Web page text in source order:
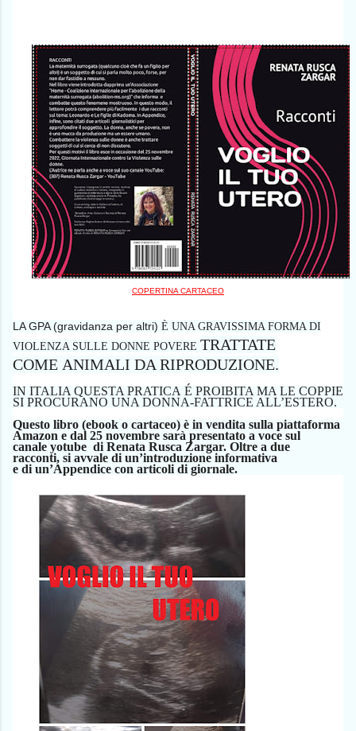
COPERTINA CARTACEO
LA GPA (gravidanza per altri) È UNA GRAVISSIMA FORMA DI
VIOLENZA SULLE DONNE POVERE TRATTATE
COME ANIMALI DA RIPRODUZIONE.
IN ITALIA QUESTA PRATICA É PROIBITA MA LE COPPIE
SI PROCURANO UNA DONNA-FATTRICE ALL’ESTERO.
Questo libro (ebook o cartaceo) è in vendita sulla piattaforma
Amazon e dal 25 novembre sarà presentato a voce sul
canale yotube di Renata Rusca Zargar. Oltre a due
racconti, si avvale di un’introduzione informativa
e di un’Appendice con articoli di giornale.